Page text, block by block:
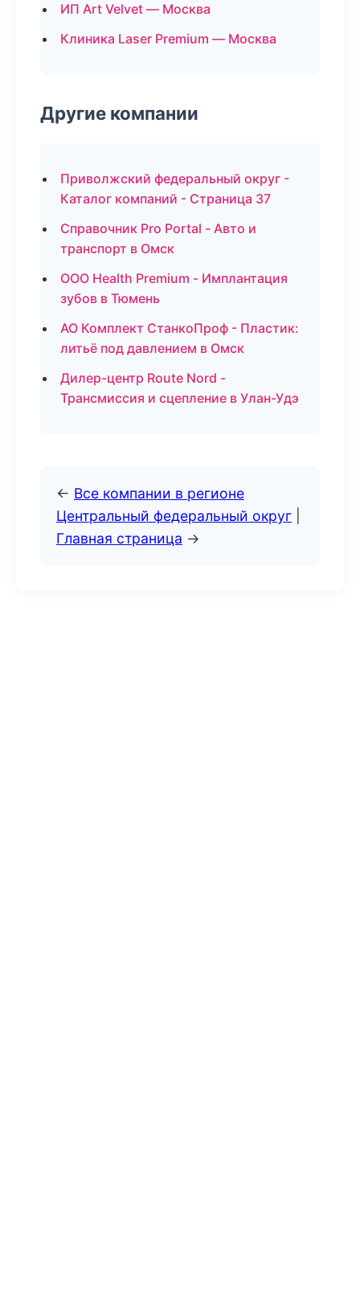
ИП Art Velvet — Москва
Клиника Laser Premium — Москва
Другие компании
Приволжский федеральный округ -
Каталог компаний - Страница 37
Справочник Pro Portal - Авто и
транспорт в Омск
ООО Health Premium - Имплантация
зубов в Тюмень
АО Комплект СтанкоПроф - Пластик:
литьё под давлением в Омск
Дилер-центр Route Nord -
Трансмиссия и сцепление в Улан-Удэ
← Все компании в регионе
Центральный федеральный округ
Главная страница →